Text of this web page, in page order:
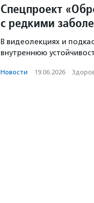
Спецпроект
с редкими
В видеолекциях и
внутреннюю
Новости · 19.06.2026 ·